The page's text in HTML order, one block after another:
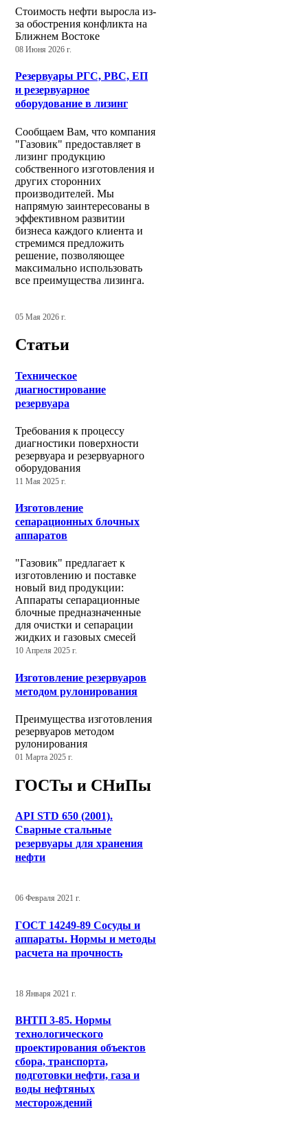
Стоимость нефти выросла из-
за обострения конфликта на
Ближнем Востоке
08 Июня 2026 г.
Резервуары РГС, РВС, ЕП
и резервуарное
оборудование в лизинг
Сообщаем Вам, что компания
"Газовик" предоставляет в
лизинг продукцию
собственного изготовления и
других сторонних
производителей. Мы
напрямую заинтересованы в
эффективном развитии
бизнеса каждого клиента и
стремимся предложить
решение, позволяющее
максимально использовать
все преимущества лизинга.
05 Мая 2026 г.
Статьи
Техническое
диагностирование
резервуара
Требования к процессу
диагностики поверхности
резервуара и резервуарного
оборудования
11 Мая 2025 г.
Изготовление
сепарационных блочных
аппаратов
"Газовик" предлагает к
изготовлению и поставке
новый вид продукции:
Аппараты сепарационные
блочные предназначенные
для очистки и сепарации
жидких и газовых смесей
10 Апреля 2025 г.
Изготовление резервуаров
методом рулонирования
Преимущества изготовления
резервуаров методом
рулонирования
01 Марта 2025 г.
ГОСТы и СНиПы
API STD 650 (2001).
Сварные стальные
резервуары для хранения
нефти
06 Февраля 2021 г.
ГОСТ 14249-89 Сосуды и
аппараты. Нормы и методы
расчета на прочность
18 Января 2021 г.
ВНТП 3-85. Нормы
технологического
проектирования объектов
сбора, транспорта,
подготовки нефти, газа и
воды нефтяных
месторождений